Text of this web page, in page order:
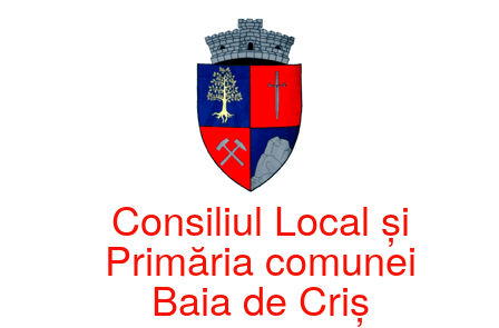
Consiliul Local și
Primăria comunei
Baia de Criș